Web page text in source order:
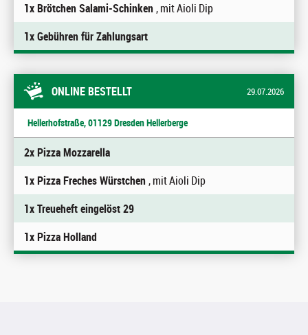
1x Brötchen Salami-Schinken, mit Aioli Dip
1x Gebühren für Zahlungsart
ONLINE BESTELLT 29.07.2026
Hellerhofstraße, 01129 Dresden Hellerberge
2x Pizza Mozzarella
1x Pizza Freches Würstchen, mit Aioli Dip
1x Treueheft eingelöst 29
1x Pizza Holland